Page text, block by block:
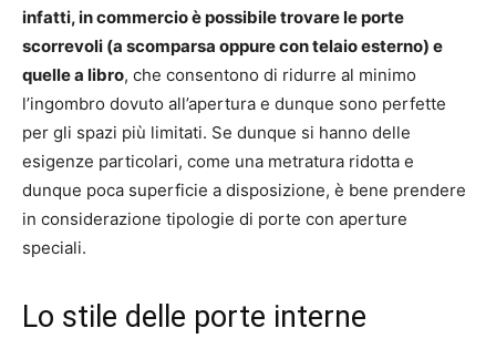
infatti, in commercio è possibile trovare le porte
scorrevoli (a scomparsa oppure con telaio esterno) e
quelle a libro, che consentono di ridurre al minimo
l’ingombro dovuto all’apertura e dunque sono perfette
per gli spazi più limitati. Se dunque si hanno delle
esigenze particolari, come una metratura ridotta e
dunque poca superficie a disposizione, è bene prendere
in considerazione tipologie di porte con aperture
speciali.
Lo stile delle porte interne